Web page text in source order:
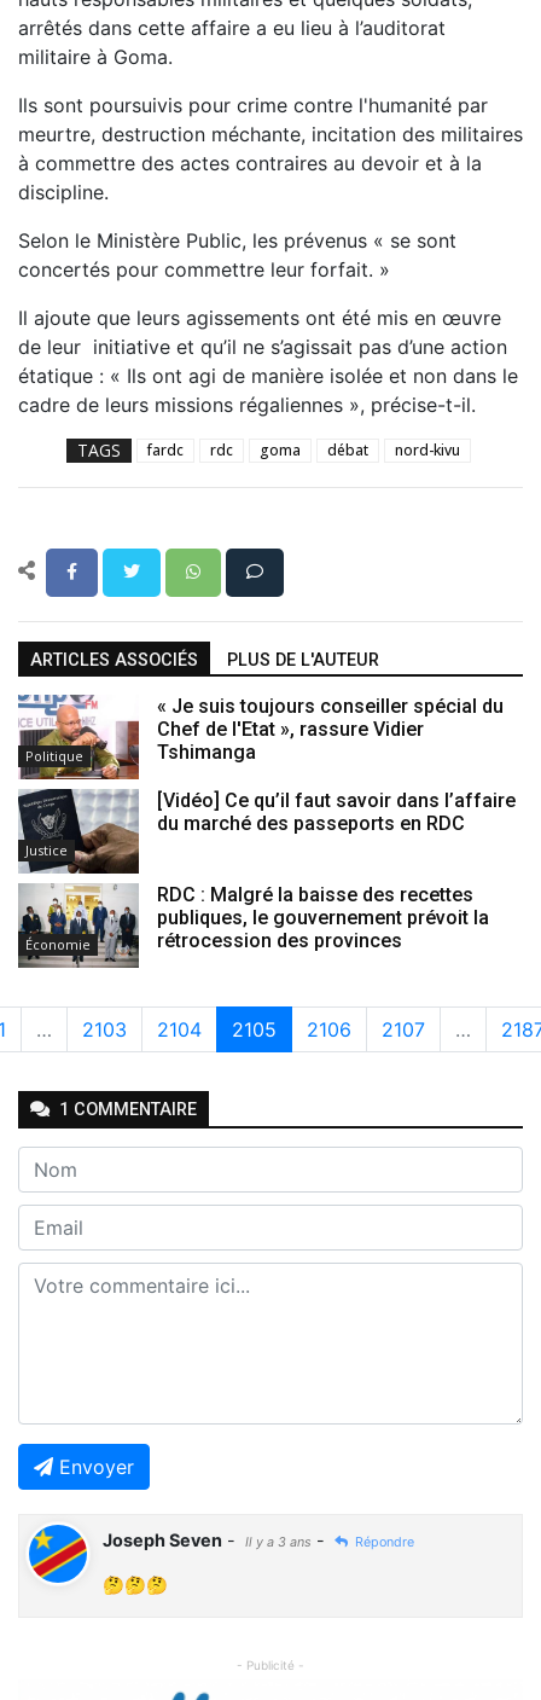
arrêtés dans cette affaire a eu lieu à l’auditorat
militaire à Goma.
Ils sont poursuivis pour crime contre l'humanité par
meurtre, destruction méchante, incitation des militaires
à commettre des actes contraires au devoir et à la
discipline.
Selon le Ministère Public, les prévenus « se sont
concertés pour commettre leur forfait. »
Il ajoute que leurs agissements ont été mis en œuvre
de leur initiative et qu’il ne s’agissait pas d’une action
étatique : « Ils ont agi de manière isolée et non dans le
cadre de leurs missions régaliennes », précise-t-il.
TAGS fardc rdc goma débat nord-kivu
ARTICLES ASSOCIÉS PLUS DE L'AUTEUR
Politique
« Je suis toujours conseiller spécial du
Chef de l'Etat », rassure Vidier
Tshimanga
Justice
[Vidéo] Ce qu’il faut savoir dans l’affaire
du marché des passeports en RDC
Économie
RDC : Malgré la baisse des recettes
publiques, le gouvernement prévoit la
rétrocession des provinces
… 2103 2104 2105 2106 2107 …
1 COMMENTAIRE
Envoyer
Joseph Seven - Il y a 3 ans - Répondre
🤔🤔🤔
- Publicité -